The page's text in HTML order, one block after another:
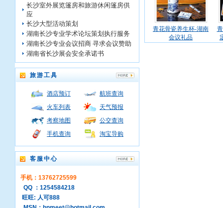
长沙室外展览篷房和旅游休闲篷房供
应
长沙大型活动策划
湖南长沙专业学术论坛策划执行服务
湖南长沙专业会议招商 寻求会议赞助
湖南省长沙展会安全承诺书
旅游工具
酒店预订
航班查询
火车列表
天气预报
考察地图
公交查询
手机查询
淘宝导购
客服中心
手机：13762725599
QQ ：1254584218
旺旺: 人可888
青花骨瓷养生杯-湖南
会议礼品